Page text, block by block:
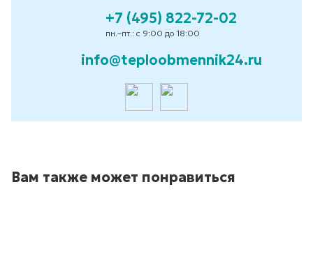
+7 (495) 822-72-02
пн.–пт.: с 9:00 до 18:00
info@teploobmennik24.ru
Вам также может понравиться